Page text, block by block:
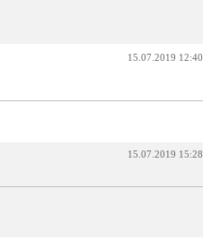
15.07.2019 12:40
15.07.2019 15:28